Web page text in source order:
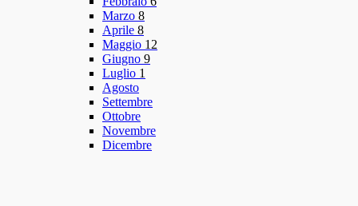
Marzo 8
Aprile 8
Maggio 12
Giugno 9
Luglio 1
Agosto
Settembre
Ottobre
Novembre
Dicembre